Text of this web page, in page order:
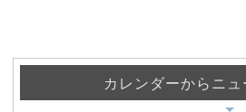
カレンダーからニ